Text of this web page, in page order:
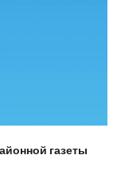
газеты